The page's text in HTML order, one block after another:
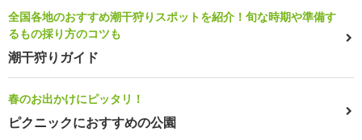
全国各地のおすすめ潮干狩りスポットを紹介！旬な時期や準備す
るもの採り方のコツも
潮干狩りガイド
春のお出かけにピッタリ！
ピクニックにおすすめの公園